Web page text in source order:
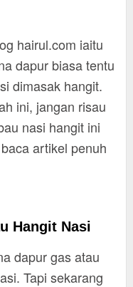
hairul.com iaitu
dapur biasa tentu
dimasak hangit.
ini, jangan risau
nasi hangit ini
artikel penuh
Hangit Nasi
dapur gas atau
Tapi sekarang